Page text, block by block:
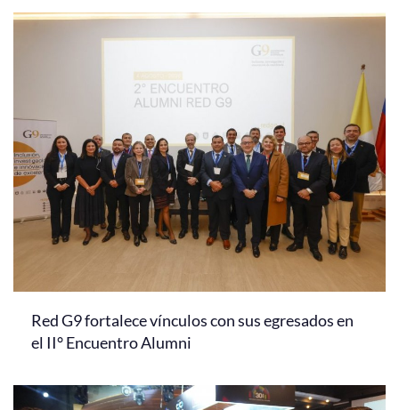
Red G9 fortalece vínculos con sus egresados en
el II° Encuentro Alumni